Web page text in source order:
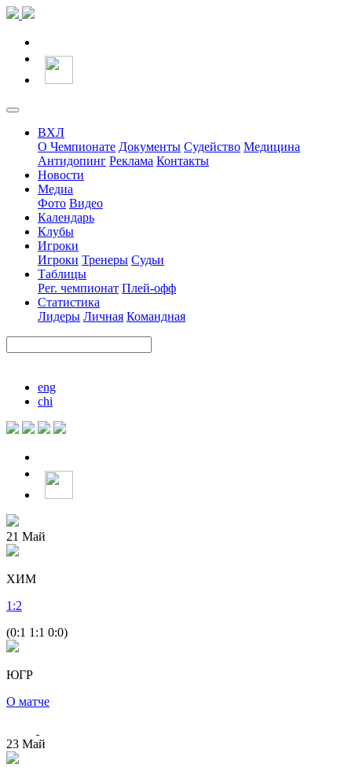
ВХЛ
О Чемпионате Документы Судейство Медицина
Антидопинг Реклама Контакты
Новости
Медиа
Фото Видео
Календарь
Клубы
Игроки
Игроки Тренеры Судьи
Таблицы
Рег. чемпионат Плей-офф
Статистика
Лидеры Личная Командная
eng
chi
21 Май
ХИМ
1 :2
(0:1 1:1 0:0)
ЮГР
О матче
23 Май